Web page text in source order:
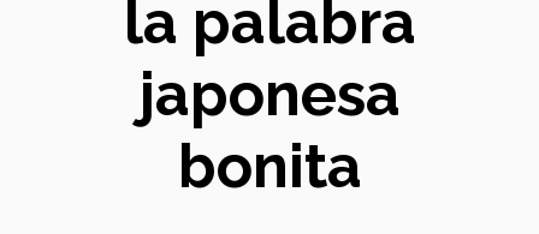
la palabra
japonesa
bonita